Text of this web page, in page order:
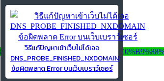
วิธีแก้ปัญหาเข้าเว็บไม่ได้เจอ
DNS_PROBE_FINISHED_NXDOMAIN
ข้อผิดพลาด Error บนเว็บเบราว์เซอร์